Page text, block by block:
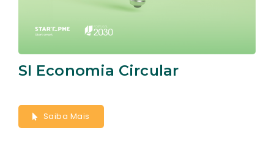
SI Economia Circular
Saiba Mais